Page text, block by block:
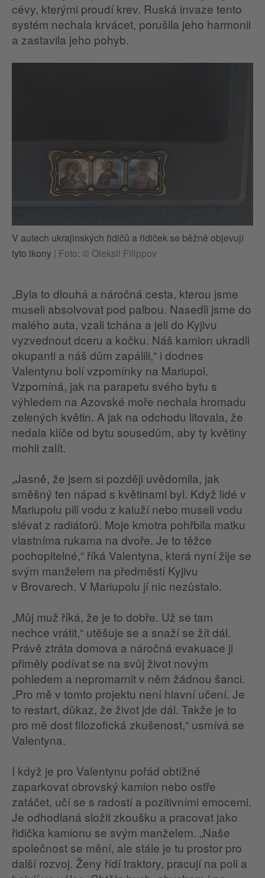
cévy, kterými proudí krev. Ruská invaze tento
systém nechala krvácet, porušila jeho harmonii
a zastavila jeho pohyb.
V autech ukrajinských řidičů a řidiček se běžně objevují
tyto ikony | Foto: © Oleksii Filippov
„Byla to dlouhá a náročná cesta, kterou jsme
museli absolvovat pod palbou. Nasedli jsme do
malého auta, vzali tchána a jeli do Kyjivu
vyzvednout dceru a kočku. Náš kamion ukradli
okupanti a náš dům zapálili,“ i dodnes
Valentynu bolí vzpomínky na Mariupol.
Vzpomíná, jak na parapetu svého bytu s
výhledem na Azovské moře nechala hromadu
zelených květin. A jak na odchodu litovala, že
nedala klíče od bytu sousedům, aby ty květiny
mohli zalít.
„Jasně, že jsem si později uvědomila, jak
směšný ten nápad s květinami byl. Když lidé v
Mariupolu pili vodu z kaluží nebo museli vodu
slévat z radiátorů. Moje kmotra pohřbila matku
vlastníma rukama na dvoře. Je to těžce
pochopitelné,“ říká Valentyna, která nyní žije se
svým manželem na předměstí Kyjivu
v Brovarech. V Mariupolu jí nic nezůstalo.
„Můj muž říká, že je to dobře. Už se tam
nechce vrátit,“ utěšuje se a snaží se žít dál.
Právě ztráta domova a náročná evakuace ji
přiměly podívat se na svůj život novým
pohledem a nepromarnit v něm žádnou šanci.
„Pro mě v tomto projektu není hlavní učení. Je
to restart, důkaz, že život jde dál. Takže je to
pro mě dost filozofická zkušenost,“ usmívá se
Valentyna.
I když je pro Valentynu pořád obtížné
zaparkovat obrovský kamion nebo ostře
zatáčet, učí se s radostí a pozitivními emocemi.
Je odhodlaná složit zkoušku a pracovat jako
řidička kamionu se svým manželem. „Naše
společnost se mění, ale stále je tu prostor pro
další rozvoj. Ženy řídí traktory, pracují na poli a